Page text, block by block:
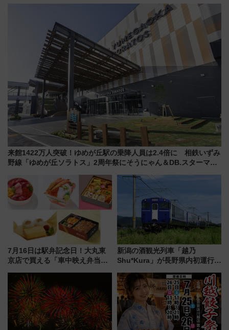
たまご」新グルメ続々登場！
【2026年8月】
詰め放題を開催、ロイズタウン
駅からのアクセスも
来館1422万人突破！ゆめが丘駅の乗降人員は2.4倍に 相鉄いずみ
野線「ゆめが丘ソラトス」2周年祭にそうにゃん＆DB.スターマン
7月16日は駅弁記念日！大丸東
京店で買える「車中映え弁当」
新潟の酒観光列車「越乃
Shu*Kura」が長野県内初運行！
別企画